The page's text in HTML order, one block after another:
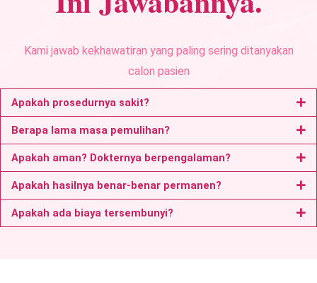
Kami jawab kekhawatiran yang paling sering ditanyakan
calon pasien
Apakah prosedurnya sakit?
Berapa lama masa pemulihan?
Apakah aman? Dokternya berpengalaman?
Apakah hasilnya benar-benar permanen?
Apakah ada biaya tersembunyi?